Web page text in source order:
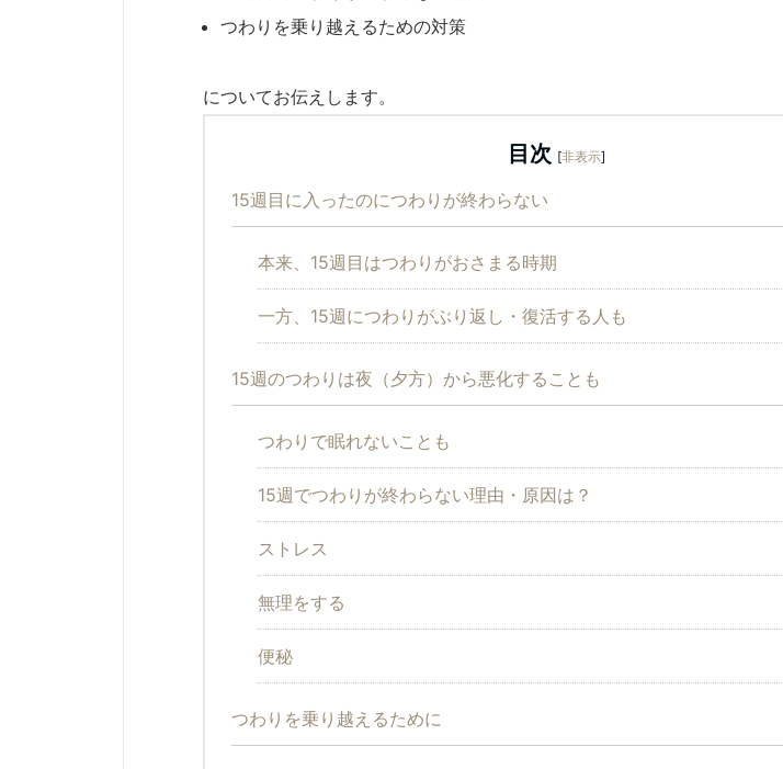
つわりを乗り越えるための対策
についてお伝えします。
目次 [非表示]
15週目に入ったのにつわりが終わらない
本来、15週目はつわりがおさまる時期
一方、15週につわりがぶり返し・復活する人も
15週のつわりは夜（夕方）から悪化することも
つわりで眠れないことも
15週でつわりが終わらない理由・原因は？
ストレス
無理をする
便秘
つわりを乗り越えるために